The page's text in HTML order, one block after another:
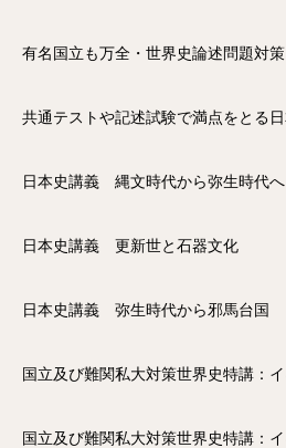
有名国立も万全・世界史論述問題対策
共通テストや記述試験で満点をとる
日本史講義 縄文時代から弥生時代へ
日本史講義 更新世と石器文化
日本史講義 弥生時代から邪馬台国
国立及び難関私大対策世界史特講：
国立及び難関私大対策世界史特講：